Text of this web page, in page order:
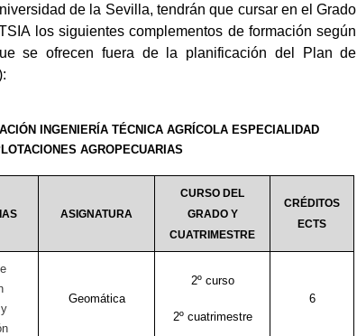
de la Sevilla, tendrán que cursar en el Grado
los siguientes complementos de formación según
se ofrecen fuera de la planificación del Plan de
INGENIERÍA TÉCNICA AGRÍCOLA ESPECIALIDAD
AGROPECUARIAS
ASIGNATURA
CURSO DEL
GRADO Y
CUATRIMESTRE
CRÉDITOS
ECTS
Geomática
2º curso
2º cuatrimestre
6